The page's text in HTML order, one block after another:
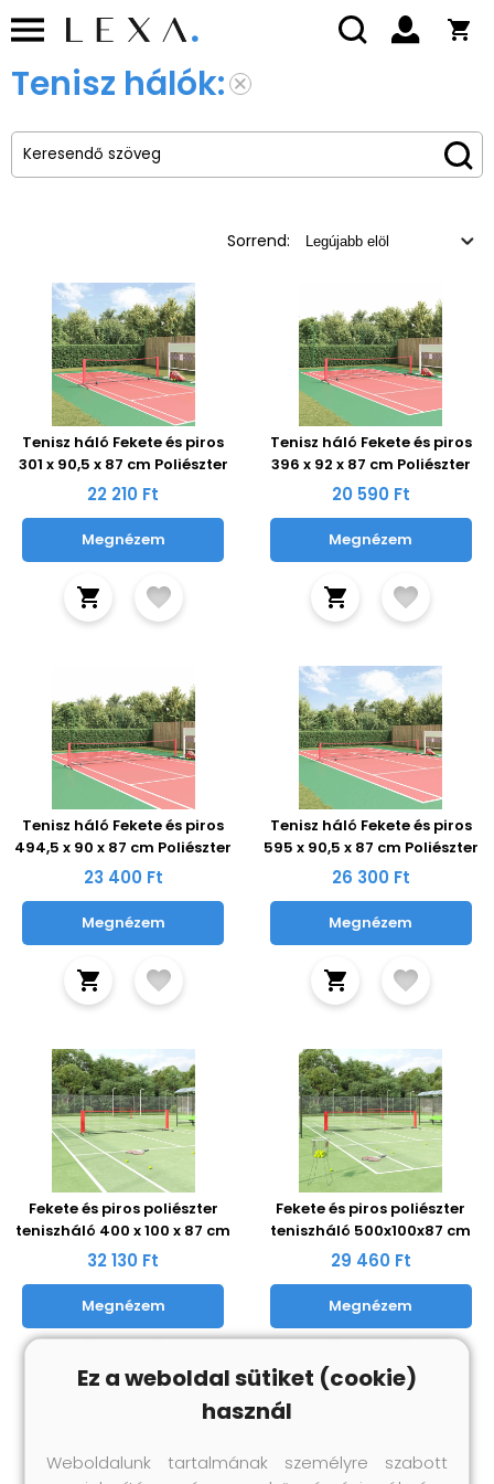
Tenisz hálók:
Sorrend:
Tenisz háló Fekete és piros
301 x 90,5 x 87 cm Poliészter
22 210 Ft
Megnézem
Tenisz háló Fekete és piros
396 x 92 x 87 cm Poliészter
20 590 Ft
Megnézem
Tenisz háló Fekete és piros
494,5 x 90 x 87 cm Poliészter
23 400 Ft
Megnézem
Tenisz háló Fekete és piros
595 x 90,5 x 87 cm Poliészter
26 300 Ft
Megnézem
Fekete és piros poliészter
teniszháló 400 x 100 x 87 cm
32 130 Ft
Megnézem
Fekete és piros poliészter
teniszháló 500x100x87 cm
29 460 Ft
Megnézem
Ez a weboldal sütiket (cookie)
használ
Weboldalunk tartalmának személyre szabott